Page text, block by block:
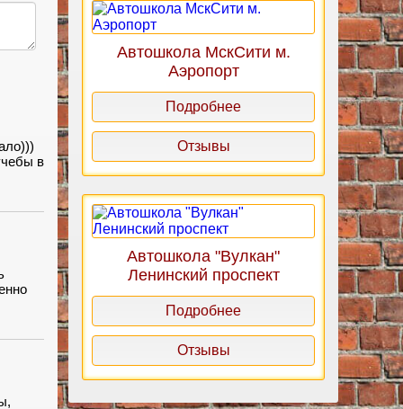
в
как
Автошкола МскСити м.
Аэропорт
Подробнее
Отзывы
Автошкола "Вулкан"
Ленинский проспект
Подробнее
Отзывы